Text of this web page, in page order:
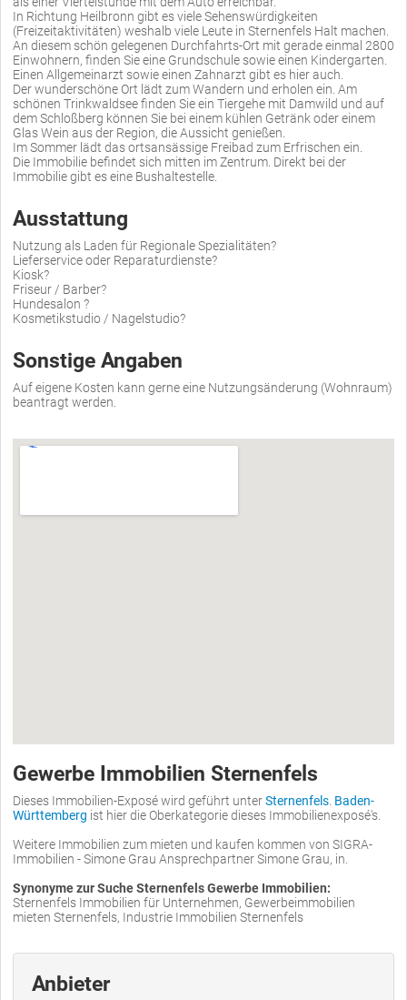
In Richtung Heilbronn gibt es viele Sehenswürdigkeiten
(Freizeitaktivitäten) weshalb viele Leute in Sternenfels Halt machen.
An diesem schön gelegenen Durchfahrts-Ort mit gerade einmal 2800
Einwohnern, finden Sie eine Grundschule sowie einen Kindergarten.
Einen Allgemeinarzt sowie einen Zahnarzt gibt es hier auch.
Der wunderschöne Ort lädt zum Wandern und erholen ein. Am
schönen Trinkwaldsee finden Sie ein Tiergehe mit Damwild und auf
dem Schloßberg können Sie bei einem kühlen Getränk oder einem
Glas Wein aus der Region, die Aussicht genießen.
Im Sommer lädt das ortsansässige Freibad zum Erfrischen ein.
Die Immobilie befindet sich mitten im Zentrum. Direkt bei der
Immobilie gibt es eine Bushaltestelle.
Ausstattung
Nutzung als Laden für Regionale Spezialitäten?
Lieferservice oder Reparaturdienste?
Kiosk?
Friseur / Barber?
Hundesalon ?
Kosmetikstudio / Nagelstudio?
Sonstige Angaben
Auf eigene Kosten kann gerne eine Nutzungsänderung (Wohnraum)
beantragt werden.
Gewerbe Immobilien Sternenfels
Dieses Immobilien-Exposé wird geführt unterSternenfels. Baden-
Württemberg ist hier die Oberkategorie dieses Immobilienexposé's.
Weitere Immobilien zum mieten und kaufen kommen von SIGRA-
Immobilien - Simone Grau Ansprechpartner Simone Grau, in.
Synonyme zur Suche Sternenfels Gewerbe Immobilien:
Sternenfels Immobilien für Unternehmen, Gewerbeimmobilien
mieten Sternenfels, Industrie Immobilien Sternenfels
Anbieter